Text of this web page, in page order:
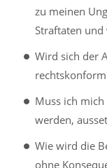
zu meinen
Straftaten und
Wird sich der
Muss ich
werden,
Wie wird die
ohne